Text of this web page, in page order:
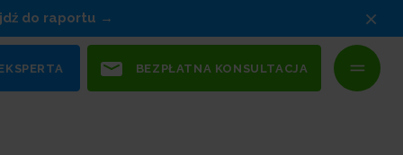
do raportu ×
BEZPŁATNA KONSULTACJA